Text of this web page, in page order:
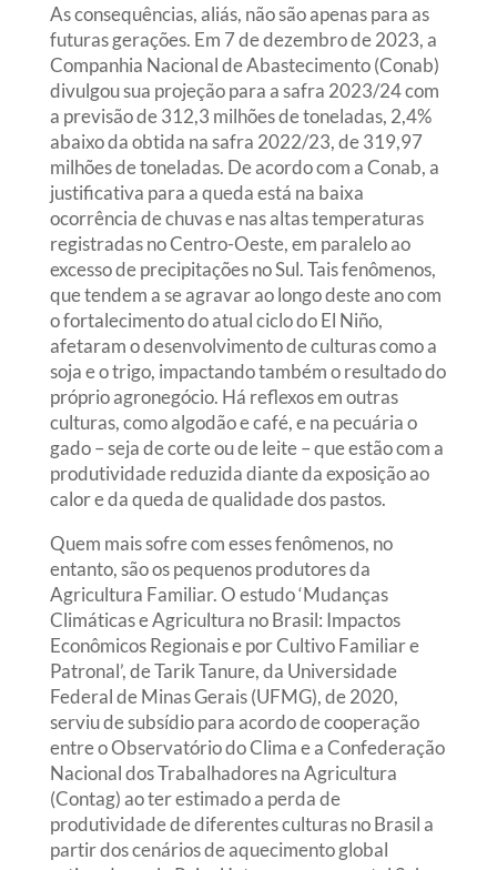
As consequências, aliás, não são apenas para as
futuras gerações. Em 7 de dezembro de 2023, a
Companhia Nacional de Abastecimento (Conab)
divulgou sua projeção para a safra 2023/24 com
a previsão de 312,3 milhões de toneladas, 2,4%
abaixo da obtida na safra 2022/23, de 319,97
milhões de toneladas. De acordo com a Conab, a
justificativa para a queda está na baixa
ocorrência de chuvas e nas altas temperaturas
registradas no Centro-Oeste, em paralelo ao
excesso de precipitações no Sul. Tais fenômenos,
que tendem a se agravar ao longo deste ano com
o fortalecimento do atual ciclo do El Niño,
afetaram o desenvolvimento de culturas como a
soja e o trigo, impactando também o resultado do
próprio agronegócio. Há reflexos em outras
culturas, como algodão e café, e na pecuária o
gado – seja de corte ou de leite – que estão com a
produtividade reduzida diante da exposição ao
calor e da queda de qualidade dos pastos.
Quem mais sofre com esses fenômenos, no
entanto, são os pequenos produtores da
Agricultura Familiar. O estudo ‘Mudanças
Climáticas e Agricultura no Brasil: Impactos
Econômicos Regionais e por Cultivo Familiar e
Patronal’, de Tarik Tanure, da Universidade
Federal de Minas Gerais (UFMG), de 2020,
serviu de subsídio para acordo de cooperação
entre o Observatório do Clima e a Confederação
Nacional dos Trabalhadores na Agricultura
(Contag) ao ter estimado a perda de
produtividade de diferentes culturas no Brasil a
partir dos cenários de aquecimento global